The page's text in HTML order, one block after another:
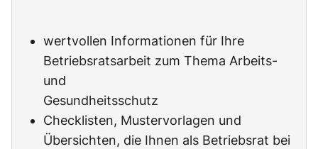
wertvollen Informationen für Ihre
Betriebsratsarbeit zum Thema Arbeits-
und
Gesundheitsschutz
Checklisten, Mustervorlagen und
Übersichten, die Ihnen als Betriebsrat bei